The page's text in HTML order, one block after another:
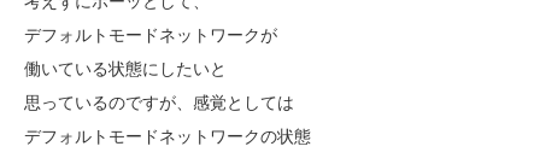
デフォルトモードネットワークが
働いている状態にしたいと
思っているのですが、感覚としては
デフォルトモードネットワークの状態